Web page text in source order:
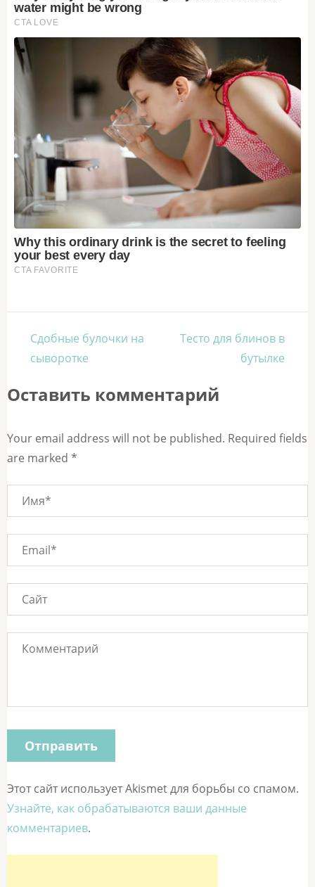
Навигация
по
Сдобные булочки на
сыворотке
Тесто для блинов в
бутылке
Оставить комментарий
Your email address will not be published. Required fields
are marked *
Этот сайт использует Akismet для борьбы со спамом.
Узнайте, как обрабатываются ваши данные
комментариев.